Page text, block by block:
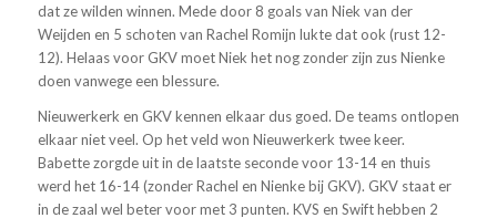
dat ze wilden winnen. Mede door 8 goals van Niek van der
Weijden en 5 schoten van Rachel Romijn lukte dat ook (rust 12-
12). Helaas voor GKV moet Niek het nog zonder zijn zus Nienke
doen vanwege een blessure.
Nieuwerkerk en GKV kennen elkaar dus goed. De teams ontlopen
elkaar niet veel. Op het veld won Nieuwerkerk twee keer.
Babette zorgde uit in de laatste seconde voor 13-14 en thuis
werd het 16-14 (zonder Rachel en Nienke bij GKV). GKV staat er
in de zaal wel beter voor met 3 punten. KVS en Swift hebben 2